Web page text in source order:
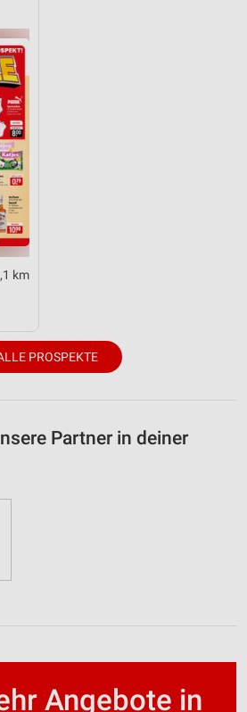
km
PROSPEKTE
Partner in deiner
Angebote in